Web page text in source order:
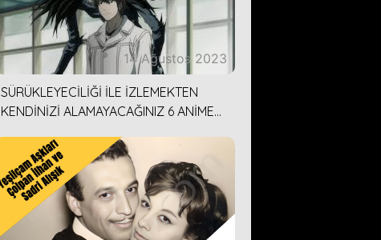
14 Ağustos 2023
SÜRÜKLEYECİLİĞİ İLE İZLEMEKTEN
KENDİNİZİ ALAMAYACAĞINIZ 6 ANİME